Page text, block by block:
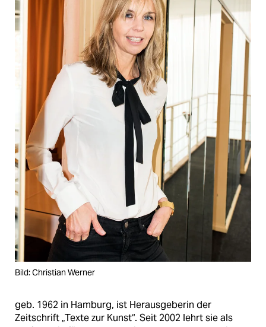
Bild: Christian Werner
geb. 1962 in Hamburg, ist Herausgeberin der
Zeitschrift „Texte zur Kunst“. Seit 2002 lehrt sie als